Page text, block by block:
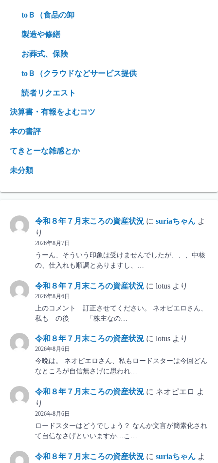
toＢ（食品の卸
製造や修繕
お葬式、保険
toＢ（クラウドなどサービス提供
読者リクエスト
決算書・有報をよむコツ
本の書評
てきとーな雑感とか
未分類
令和８年７月末ころの資産状況 に suriaちゃん よ
り
2026年8月7日
うーん、そういう印象は受けませんでしたが、、、中核
の、仕入れも順調とありますし、…
令和８年７月末ころの資産状況 に lotus より
2026年8月6日
上のコメント 訂正させてください。 ネオピエロさん、
私も の後 「株主なの…
令和８年７月末ころの資産状況 に lotus より
2026年8月6日
今晩は。 ネオピエロさん、私もロードスターは今回どん
なところが自信無さげに思われ…
令和８年７月末ころの資産状況 に ネオピエロ よ
り
2026年8月6日
ロードスターはどうでしょう？ なんか文言が簡素化され
て自信なさげといいますか…こ…
令和８年７月末ころの資産状況 に suriaちゃん よ